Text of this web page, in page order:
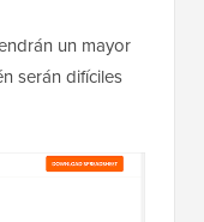
un mayor
serán difíciles